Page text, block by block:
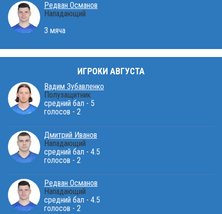
Редван Османов
Нападающий
3 мяча
ИГРОКИ АВГУСТА
Вадим Зубавленко
Полузащитник
средний бал - 5
голосов - 2
Дмитрий Иванов
Нападающий
средний бал - 4.5
голосов - 2
Редван Османов
Нападающий
средний бал - 4.5
голосов - 2